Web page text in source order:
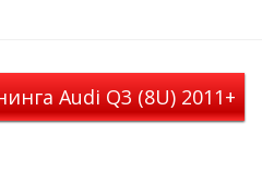
Audi Q3 (8U) 2011+